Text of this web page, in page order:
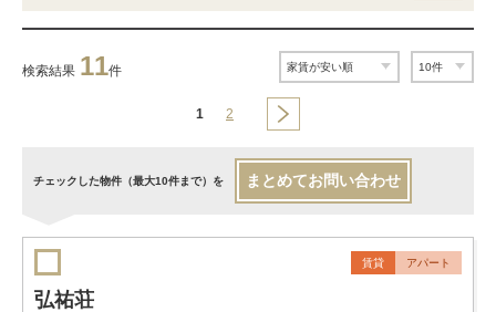
検索結果 11件
1 2
チェックした物件（最大10件まで）を まとめてお問い合わせ
賃貸 アパート
弘祐荘